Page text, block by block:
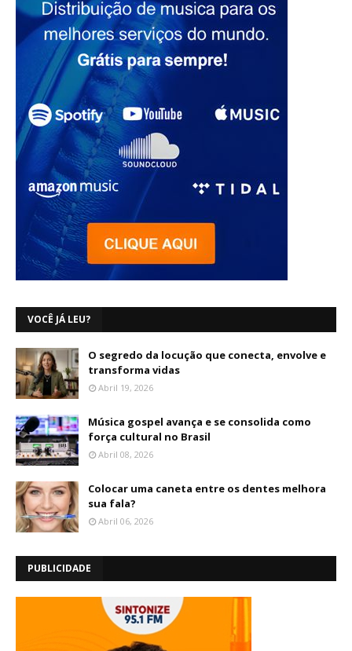
VOCÊ JÁ LEU?
O segredo da locução que conecta, envolve e
transforma vidas
Abril 19, 2026
Música gospel avança e se consolida como
força cultural no Brasil
Abril 08, 2026
Colocar uma caneta entre os dentes melhora
sua fala?
Abril 06, 2026
PUBLICIDADE